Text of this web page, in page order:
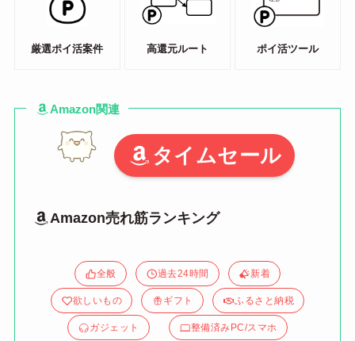
厳選ポイ活案件 高還元ルート ポイ活ツール
Amazon関連
タイムセール
Amazon売れ筋ランキング
全般 過去24時間 新着
欲しいもの ギフト ふるさと納税
ガジェット 整備済みPC/スマホ